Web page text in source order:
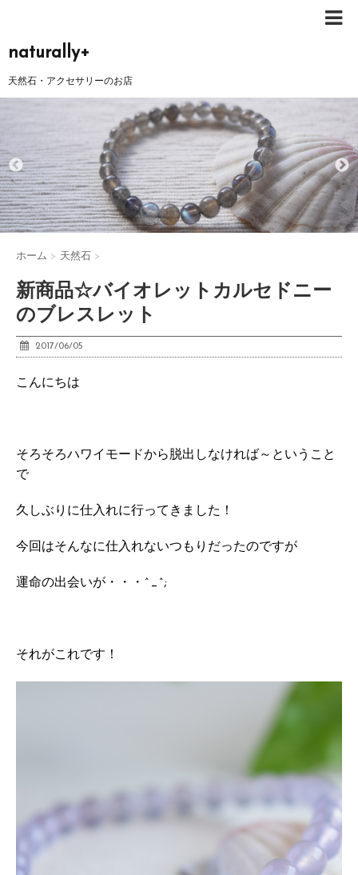
naturally+
天然石・アクセサリーのお店
ホーム > 天然石 >
新商品☆バイオレットカルセドニー
のブレスレット
2017/06/05
こんにちは
そろそろハワイモードから脱出しなければ～ということ
で
久しぶりに仕入れに行ってきました！
今回はそんなに仕入れないつもりだったのですが
運命の出会いが・・・^_^;
それがこれです！